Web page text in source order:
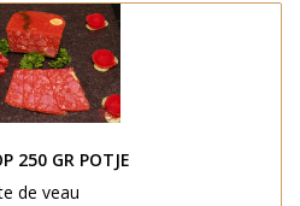
250 GR POTJE
de veau